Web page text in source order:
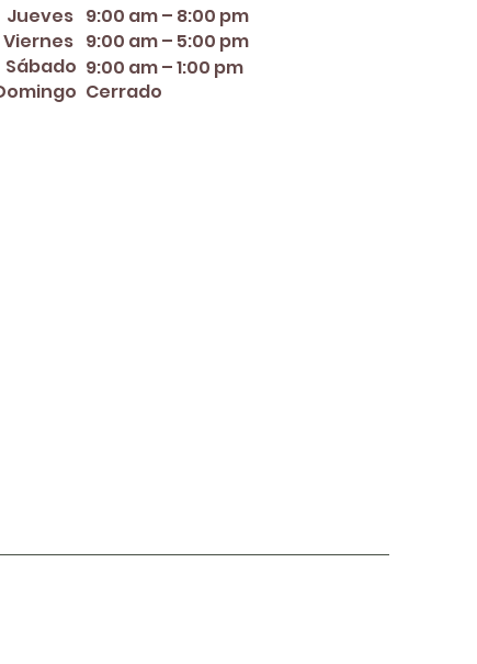
Jueves
Viernes
Sábado
9:00 am – 8:00 pm
9:00 am – 5:00 pm
9:00 am – 1:00 pm
Cerrado